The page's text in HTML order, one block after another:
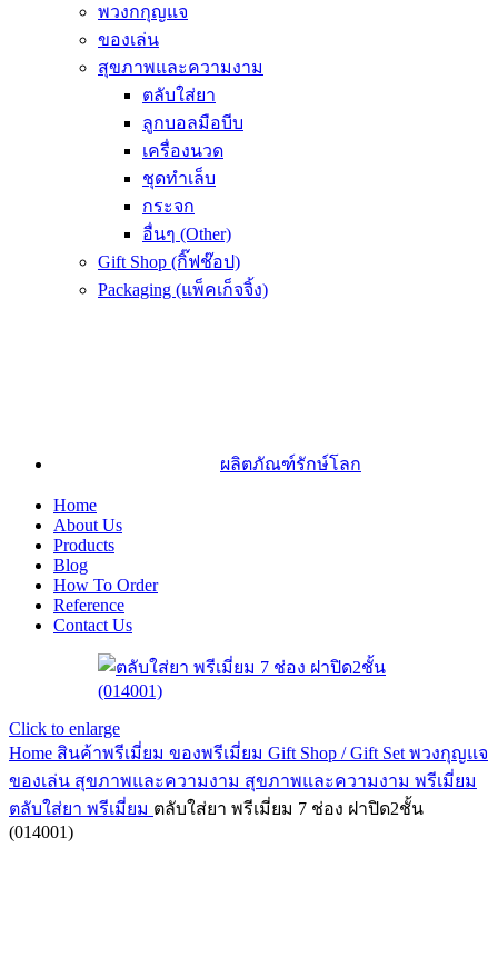
พวงกกุญแจ
ของเล่น
สุขภาพและความงาม
ตลับใส่ยา
ลูกบอลมือบีบ
เครื่องนวด
ชุดทำเล็บ
กระจก
อื่นๆ (Other)
Gift Shop (กิ๊ฟช๊อป)
Packaging (แพ็คเก็จจิ้ง)
ผลิตภัณฑ์รักษ์โลก
Home
About Us
Products
Blog
How To Order
Reference
Contact Us
Click to enlarge
Home สินค้าพรีเมี่ยม ของพรีเมี่ยม Gift Shop / Gift Set พวงกุญแจ
ของเล่น สุขภาพและความงาม สุขภาพและความงาม พรีเมี่ยม
ตลับใส่ยา พรีเมี่ยม ตลับใส่ยา พรีเมี่ยม 7 ช่อง ฝาปิด2ชั้น
(014001)